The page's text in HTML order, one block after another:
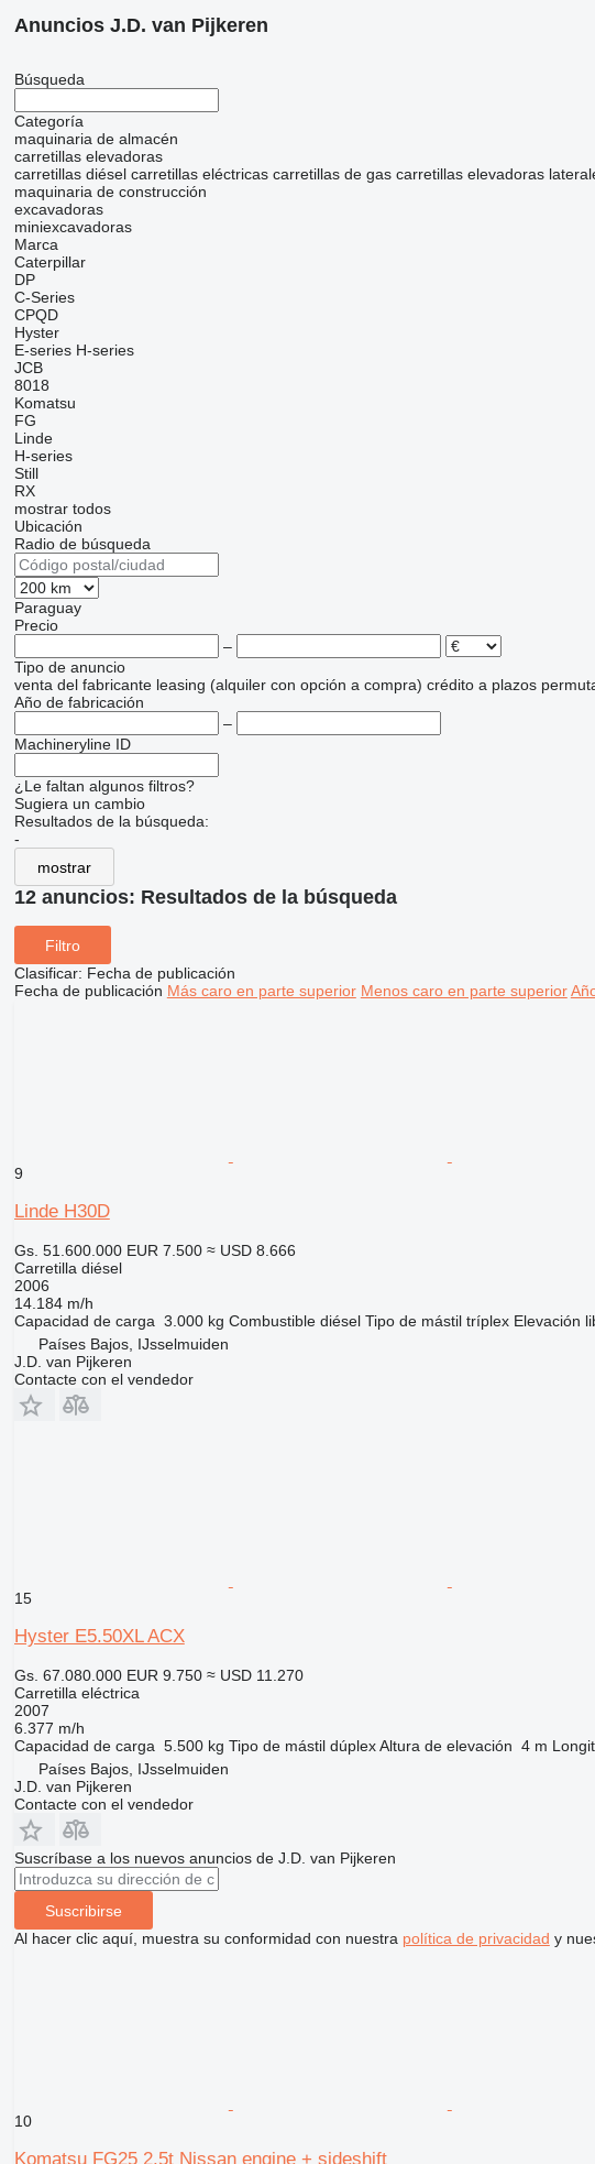
Anuncios J.D. van Pijkeren
Búsqueda
Categoría
maquinaria de almacén
carretillas elevadoras
carretillas diésel carretillas eléctricas carretillas de gas carretillas elevadoras
maquinaria de construcción
excavadoras
miniexcavadoras
Marca
Caterpillar
DP
C-Series
CPQD
Hyster
E-series H-series
JCB
8018
Komatsu
FG
Linde
H-series
Still
RX
mostrar todos
Ubicación
Radio de búsqueda
Paraguay
Precio
–
Tipo de anuncio
venta del fabricante leasing (alquiler con opción a compra) crédito a plazos
Año de fabricación
–
Machineryline ID
¿Le faltan algunos filtros?
Sugiera un cambio
Resultados de la búsqueda:
-
mostrar
12 anuncios: Resultados de la búsqueda
Filtro
Clasificar: Fecha de publicación
Fecha de publicación Más caro en parte superior Menos caro en parte superior
9
Linde H30D
Gs. 51.600.000 EUR 7.500 ≈ USD 8.666
Carretilla diésel
2006
14.184 m/h
Capacidad de carga 3.000 kg Combustible diésel Tipo de mástil tríplex Elevación
Países Bajos, IJsselmuiden
J.D. van Pijkeren
Contacte con el vendedor
15
Hyster E5.50XL ACX
Gs. 67.080.000 EUR 9.750 ≈ USD 11.270
Carretilla eléctrica
2007
6.377 m/h
Capacidad de carga 5.500 kg Tipo de mástil dúplex Altura de elevación 4 m
Países Bajos, IJsselmuiden
J.D. van Pijkeren
Contacte con el vendedor
Suscríbase a los nuevos anuncios de J.D. van Pijkeren
Suscribirse
Al hacer clic aquí, muestra su conformidad con nuestra política de privacidad y
10
Komatsu FG25 2.5t Nissan engine + sideshift